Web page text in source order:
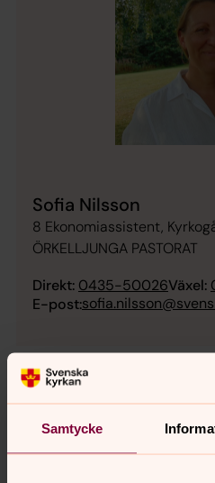
Samtycke
Sofia Nilsson
8 Ekonomiassistent,
ÖRKELLJUNGA PASTORAT
Direkt: 0435-50026Växel:
E-post: